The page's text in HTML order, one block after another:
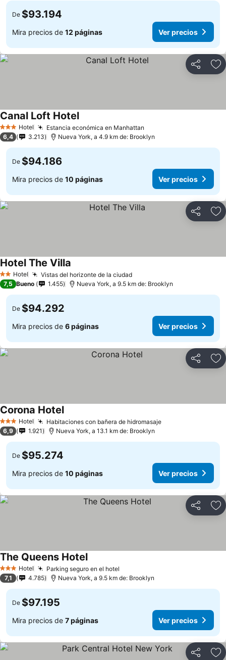
De $93.194
Mira precios de 12 páginas Ver precios
Compartir
3 Estrellas
Hotel Estancia económica en Manhattan
Canal Loft HotelVer precios
6,4 3.213 Nueva York, a 4.9 km de: Brooklyn
De $94.186
Mira precios de 10 páginas Ver precios
Compartir
2 Estrellas
Hotel Vistas del horizonte de la ciudadVer precios
Hotel The Villa
7,5 Bueno 1.455 Nueva York, a 9.5 km de: Brooklyn
De $94.292
Mira precios de 6 páginas Ver precios
Compartir
3 Estrellas
Hotel Habitaciones con bañera de hidromasajeVer precios
Corona HotelVer precios
6,9 1.921 Nueva York, a 13.1 km de: Brooklyn
De $95.274
Mira precios de 10 páginas Ver precios
Compartir
3 Estrellas
Hotel Parking seguro en el hotel
The Queens HotelVer precios
7,1 4.785 Nueva York, a 9.5 km de: Brooklyn
De $97.195
Mira precios de 7 páginas Ver precios
Compartir